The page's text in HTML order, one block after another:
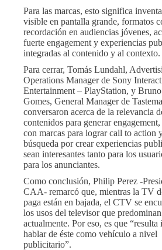
Para las marcas, esto significa
visible en pantalla grande, formatos
recordación en audiencias jóvenes,
fuerte engagement y experiencias
integradas al contenido y al contexto.
Para cerrar, Tomás Lundahl,
Operations Manager de Sony
Entertainment – PlayStation, y
Gomes, General Manager de
conversaron acerca de la relevancia
contenidos para generar
con marcas para lograr call to action
búsqueda por crear experiencias
sean interesantes tanto para los
para los anunciantes.
Como conclusión, Philip Perez -
CAA- remarcó que, mientras la TV
paga están en bajada, el CTV se
los usos del televisor que predominan
actualmente. Por eso, es que “resulta
hablar de éste como vehículo a nivel
publicitario”.